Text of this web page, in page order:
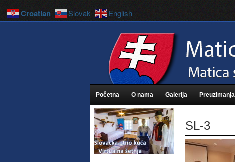
Početna O nama Galerija Preuzimanja
SL-3
Croatian Slovak English